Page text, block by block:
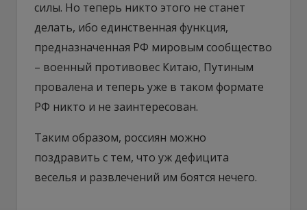
силы. Но теперь никто этого не станет
делать, ибо единственная функция,
предназначенная РФ мировым сообщество
– военный противовес Китаю, Путиным
провалена и теперь уже в таком формате
РФ никто и не заинтересован.
Таким образом, россиян можно
поздравить с тем, что уж дефицита
веселья и развлечений им боятся нечего.